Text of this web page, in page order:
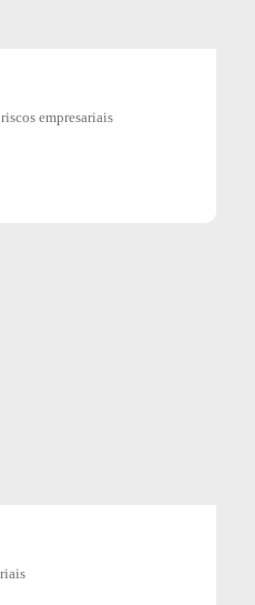
empresariais